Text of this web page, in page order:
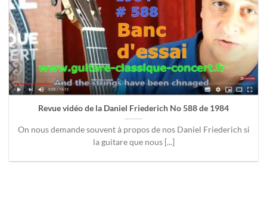
Revue vidéo de la Daniel Friederich No 588 de 1984
On nous demande souvent à propos de nos Daniel Friederich si
la guitare que nous [...]